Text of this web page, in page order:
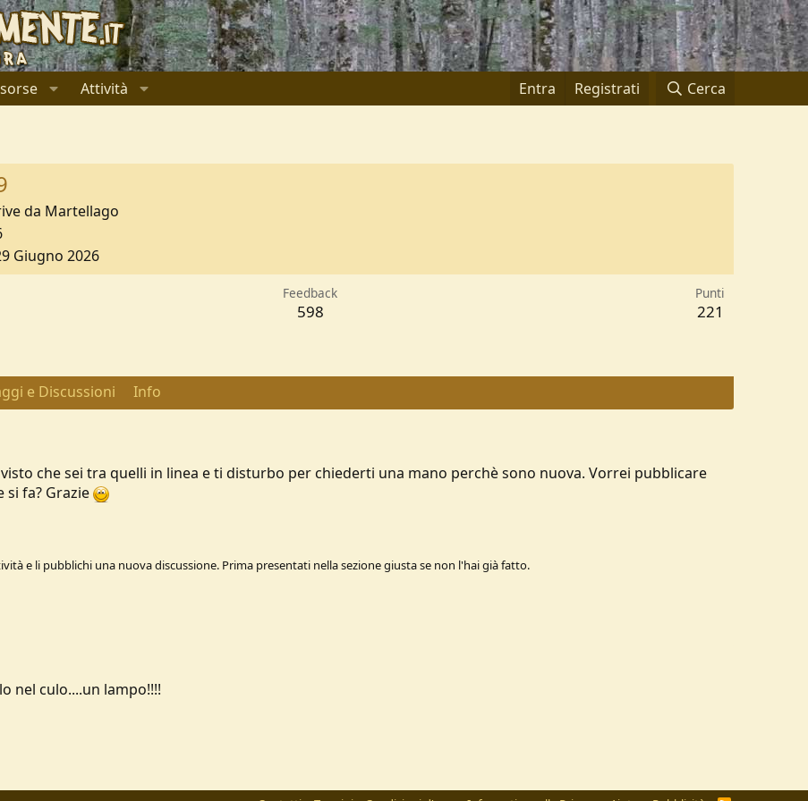
Attività Entra Registrati Cerca
da Martellago
Giugno 2026
Feedback
598
Punti
221
e Discussioni Info
che sei tra quelli in linea e ti disturbo per chiederti una mano perchè sono nuova. Vorrei pubblicare
fa? Grazie
e li pubblichi una nuova discussione. Prima presentati nella sezione giusta se non l'hai già fatto.
nel culo....un lampo!!!!